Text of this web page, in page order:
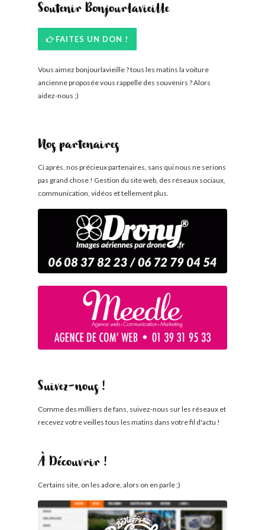
Soutenir Bonjourlavieille
FAITES UN DON !
Vous aimez bonjourlavieille ? tous les matins la voiture
ancienne proposée vous rappelle des souvenirs ? Alors
aidez-nous ;)
Nos partenaires
Ci après, nos précieux partenaires, sans qui nous ne serions
pas grand chose ! Gestion du site web, des réseaux sociaux,
communication, vidéos et tellement plus.
Suivez-nous !
Comme des milliers de fans, suivez-nous sur les réseaux et
recevez votre veilles tous les matins dans votre fil d'actu !
À Découvrir !
Certains site, on les adore, alors on en parle ;)